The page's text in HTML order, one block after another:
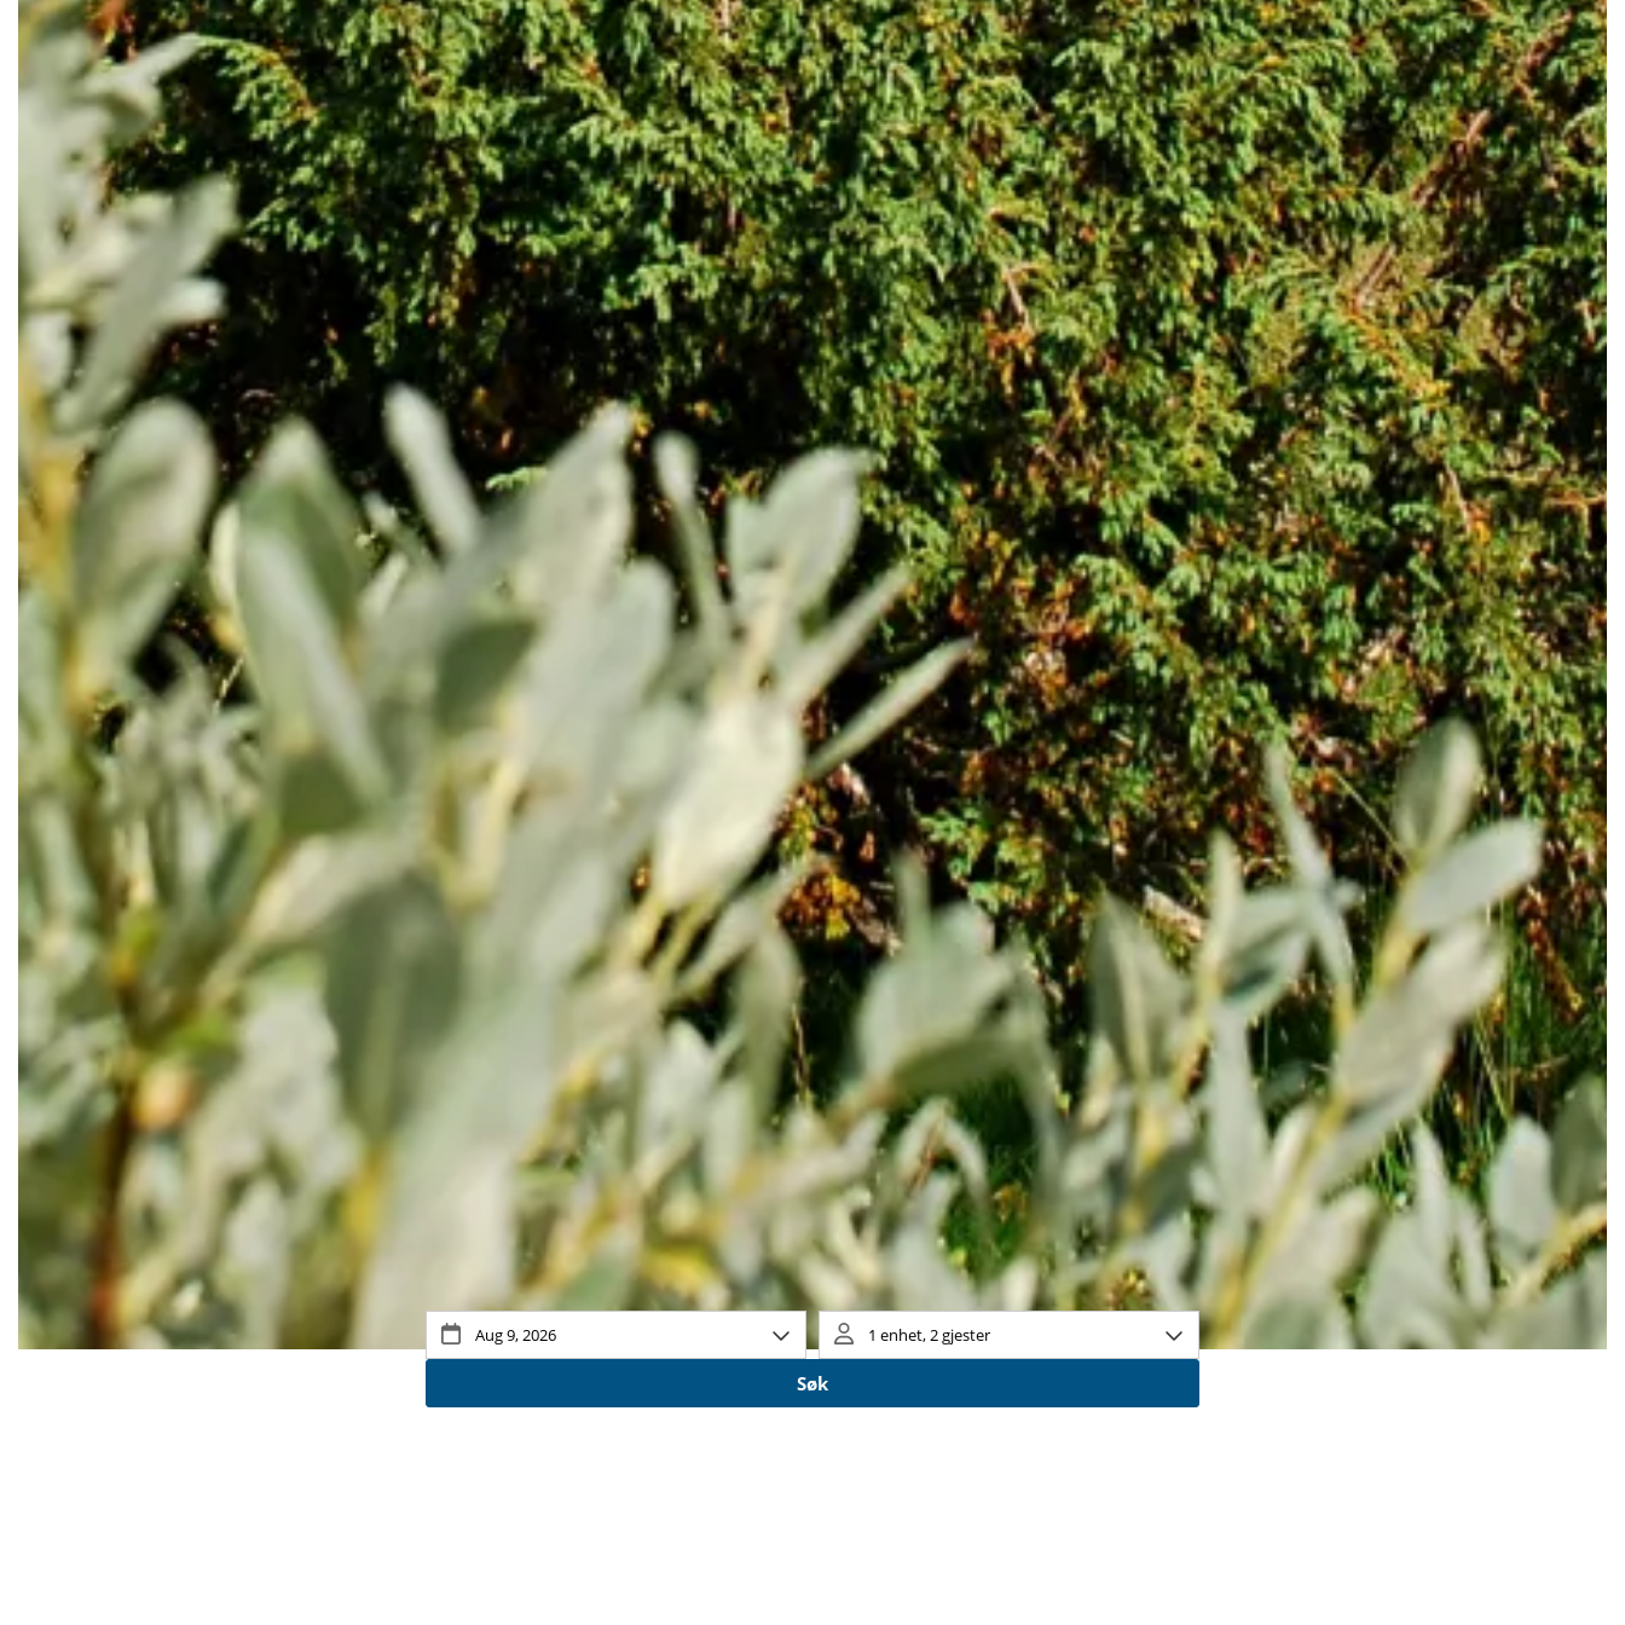
Sommerens koseligste
aktivitet?
Vandre i fjellet, padle kano og nyte tiden
med familien.